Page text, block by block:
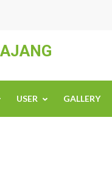
USER GALLERY